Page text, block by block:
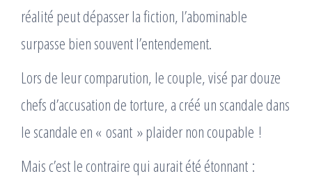
réalité peut dépasser la fiction, l’abominable
surpasse bien souvent l’entendement.
Lors de leur comparution, le couple, visé par douze
chefs d’accusation de torture, a créé un scandale dans
le scandale en « osant » plaider non coupable !
Mais c’est le contraire qui aurait été étonnant :